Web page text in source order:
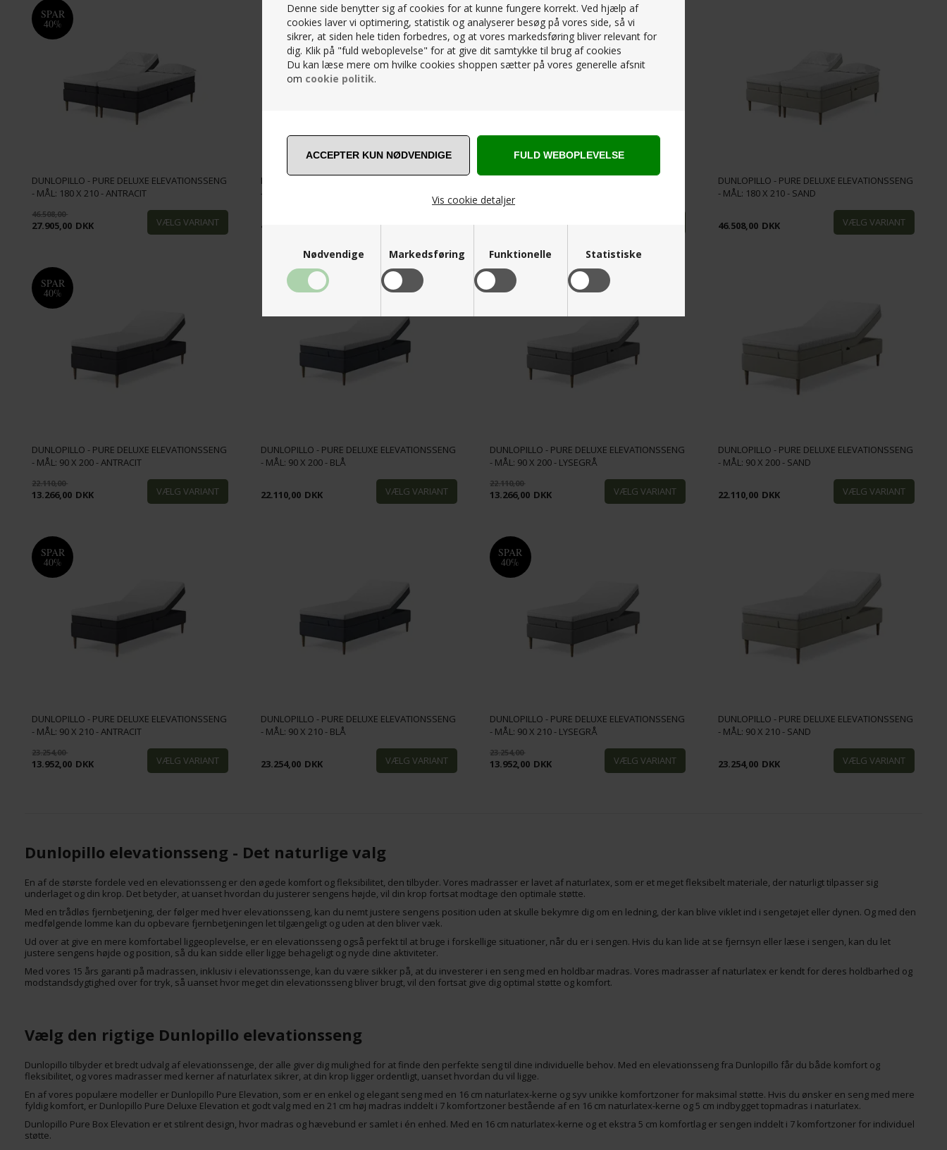
Denne side benytter sig af cookies for at kunne fungere korrekt. Ved hjælp af
cookies laver vi optimering, statistik og analyserer besøg på vores side, så vi
sikrer, at siden hele tiden forbedres, og at vores markedsføring bliver relevant for
dig. Klik på "fuld weboplevelse" for at give dit samtykke til brug af cookies
Du kan læse mere om hvilke cookies shoppen sætter på vores generelle afsnit
om cookie politik.
Vis cookie detaljer
Nødvendige Markedsføring Funktionelle Statistiske
SPAR
40%
DUNLOPILLO - PURE DELUXE ELEVATIONSSENG
- MÅL: 180 X 210 - ANTRACIT
46.508,00
27.905,00 DKK
DUNLOPILLO - PURE DELUXE ELEVATIONSSENG
- MÅL: 180 X 210 - BLÅ
46.508,00
SPAR
40%
- MÅL: 180 X 210 - LYSEGRÅ
DUNLOPILLO - PURE DELUXE ELEVATIONSSENG
- MÅL: 180 X 210 - SAND
46.508,00 DKK
SPAR
40%
DUNLOPILLO - PURE DELUXE ELEVATIONSSENG
- MÅL: 90 X 200 - ANTRACIT
22.110,00
13.266,00 DKK
DUNLOPILLO - PURE DELUXE ELEVATIONSSENG
- MÅL: 90 X 200 - BLÅ
22.110,00 DKK
SPAR
40%
DUNLOPILLO - PURE DELUXE ELEVATIONSSENG
- MÅL: 90 X 200 - LYSEGRÅ
22.110,00
13.266,00 DKK
DUNLOPILLO - PURE DELUXE ELEVATIONSSENG
- MÅL: 90 X 200 - SAND
22.110,00 DKK
SPAR
40%
DUNLOPILLO - PURE DELUXE ELEVATIONSSENG
- MÅL: 90 X 210 - ANTRACIT
23.254,00
13.952,00 DKK
DUNLOPILLO - PURE DELUXE ELEVATIONSSENG
- MÅL: 90 X 210 - BLÅ
23.254,00 DKK
SPAR
40%
DUNLOPILLO - PURE DELUXE ELEVATIONSSENG
- MÅL: 90 X 210 - LYSEGRÅ
23.254,00
13.952,00 DKK
DUNLOPILLO - PURE DELUXE ELEVATIONSSENG
- MÅL: 90 X 210 - SAND
23.254,00 DKK
Dunlopillo elevationsseng - Det naturlige valg
En af de største fordele ved en elevationsseng er den øgede komfort og fleksibilitet, den tilbyder. Vores madrasser er lavet af naturlatex, som er et meget fleksibelt materiale, der naturligt tilpasser sig
underlaget og din krop. Det betyder, at uanset hvordan du justerer sengens højde, vil din krop fortsat modtage den optimale støtte.
Med en trådløs fjernbetjening, der følger med hver elevationsseng, kan du nemt justere sengens position uden at skulle bekymre dig om en ledning, der kan blive viklet ind i sengetøjet eller dynen. Og med den
medfølgende lomme kan du opbevare fjernbetjeningen let tilgængeligt og uden at den bliver væk.
Ud over at give en mere komfortabel liggeoplevelse, er en elevationsseng også perfekt til at bruge i forskellige situationer, når du er i sengen. Hvis du kan lide at se fjernsyn eller læse i sengen, kan du let
justere sengens højde og position, så du kan sidde eller ligge behageligt og nyde dine aktiviteter.
Med vores 15 års garanti på madrassen, inklusiv i elevationssenge, kan du være sikker på, at du investerer i en seng med en holdbar madras. Vores madrasser af naturlatex er kendt for deres holdbarhed og
modstandsdygtighed over for tryk, så uanset hvor meget din elevationsseng bliver brugt, vil den fortsat give dig optimal støtte og komfort.
Vælg den rigtige Dunlopillo elevationsseng
Dunlopillo tilbyder et bredt udvalg af elevationssenge, der alle giver dig mulighed for at finde den perfekte seng til dine individuelle behov. Med en elevationsseng fra Dunlopillo får du både komfort og
fleksibilitet, og vores madrasser med kerner af naturlatex sikrer, at din krop ligger ordentligt, uanset hvordan du vil ligge.
En af vores populære modeller er Dunlopillo Pure Elevation, som er en enkel og elegant seng med en 16 cm naturlatex-kerne og syv unikke komfortzoner for maksimal støtte. Hvis du ønsker en seng med mere
fyldig komfort, er Dunlopillo Pure Deluxe Elevation et godt valg med en 21 cm høj madras inddelt i 7 komfortzoner bestående af en 16 cm naturlatex-kerne og 5 cm indbygget topmadras i naturlatex.
Dunlopillo Pure Box Elevation er et stilrent design, hvor madras og hævebund er samlet i én enhed. Med en 16 cm naturlatex-kerne og et ekstra 5 cm komfortlag er sengen inddelt i 7 komfortzoner for individuel
støtte.